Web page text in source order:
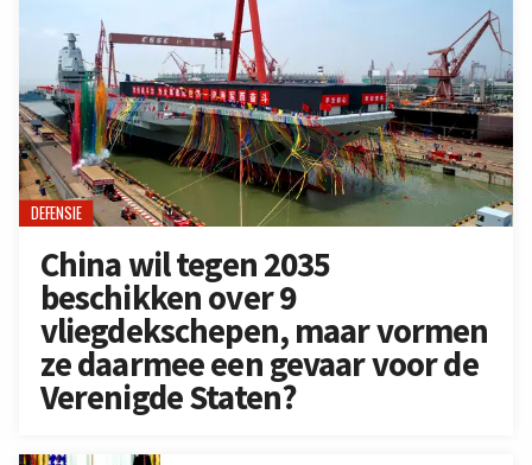
DEFENSIE
China wil tegen 2035
beschikken over 9
vliegdekschepen, maar vormen
ze daarmee een gevaar voor de
Verenigde Staten?